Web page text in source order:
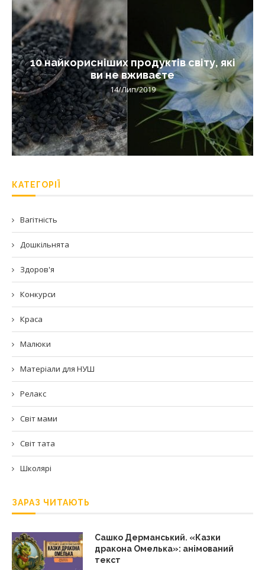
10 найкорисніших продуктів світу, які
ви не вживаєте
14/Лип/2019
КАТЕГОРІЇ
Вагітність
Дошкільнята
Здоров'я
Конкурси
Краса
Малюки
Матеріали для НУШ
Релакс
Світ мами
Світ тата
Школярі
ЗАРАЗ ЧИТАЮТЬ
Сашко Дерманський. «Казки
дракона Омелька»: анімований
текст